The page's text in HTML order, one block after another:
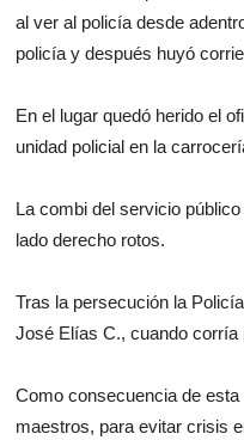
al ver al policía desde
policía y después huyó
En el lugar quedó herido el
unidad policial en la
La combi del servicio
lado derecho rotos.
Tras la persecución la
José Elías C., cuando corría
Como consecuencia de
maestros, para evitar crisis